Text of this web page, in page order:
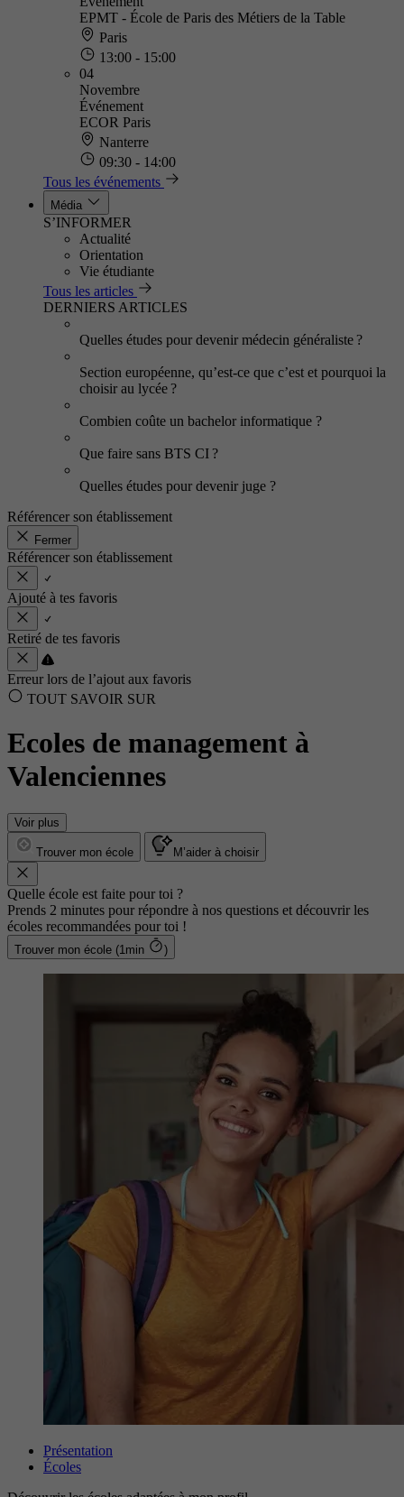
EPMT - École de Paris des Métiers de la Table
Paris
13:00 - 15:00
04
Novembre
Événement
ECOR Paris
Nanterre
09:30 - 14:00
Tous les événements
Média
S’INFORMER
Actualité
Orientation
Vie étudiante
Tous les articles
DERNIERS ARTICLES
Quelles études pour devenir médecin généraliste ?
Section européenne, qu’est-ce que c’est et pourquoi la
choisir au lycée ?
Combien coûte un bachelor informatique ?
Que faire sans BTS CI ?
Quelles études pour devenir juge ?
Référencer son établissement
Fermer
Référencer son établissement
Ajouté à tes favoris
Retiré de tes favoris
Erreur lors de l’ajout aux favoris
TOUT SAVOIR SUR
Ecoles de management à
Valenciennes
Voir plus
Trouver mon école M’aider à choisir
Quelle école est faite pour toi ?
Prends 2 minutes pour répondre à nos questions et découvrir les
écoles recommandées pour toi !
Trouver mon école (1min )
Présentation
Écoles